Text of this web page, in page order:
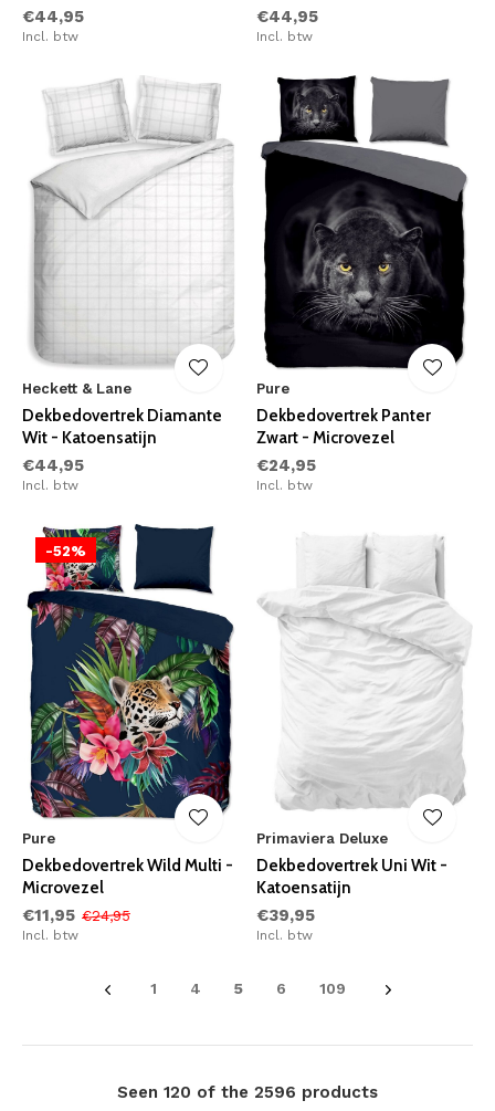
€44,95
Incl. btw
€44,95
Incl. btw
Heckett & Lane
Dekbedovertrek Diamante
Wit - Katoensatijn
€44,95
Incl. btw
Pure
Dekbedovertrek Panter
Zwart - Microvezel
€24,95
Incl. btw
-52%
Pure
Dekbedovertrek Wild Multi -
Microvezel
€11,95 €24,95
Incl. btw
Primaviera Deluxe
Dekbedovertrek Uni Wit -
Katoensatijn
€39,95
Incl. btw
1 4 5 6 109
Seen 120 of the 2596 products